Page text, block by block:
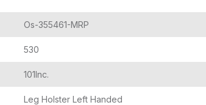
Os-355461-MRP
530
101Inc.
Leg Holster Left Handed